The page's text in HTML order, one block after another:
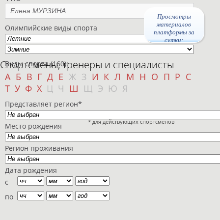
Просмотры
материалов
платформы за
сутки:
Спортсмены, тренеры и специалисты
Олимпийские виды спорта
Виды спорта (160):
А Б В Г Д Е Ж З И К Л М Н О П Р С
Т У Ф Х Ц Ч Ш Щ Э Ю Я
Представляет регион*
* для действующих спортсменов
Место рождения
Регион проживания
Дата рождения
с
по